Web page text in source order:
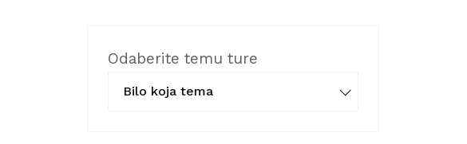
Odaberite temu ture
Bilo koja tema